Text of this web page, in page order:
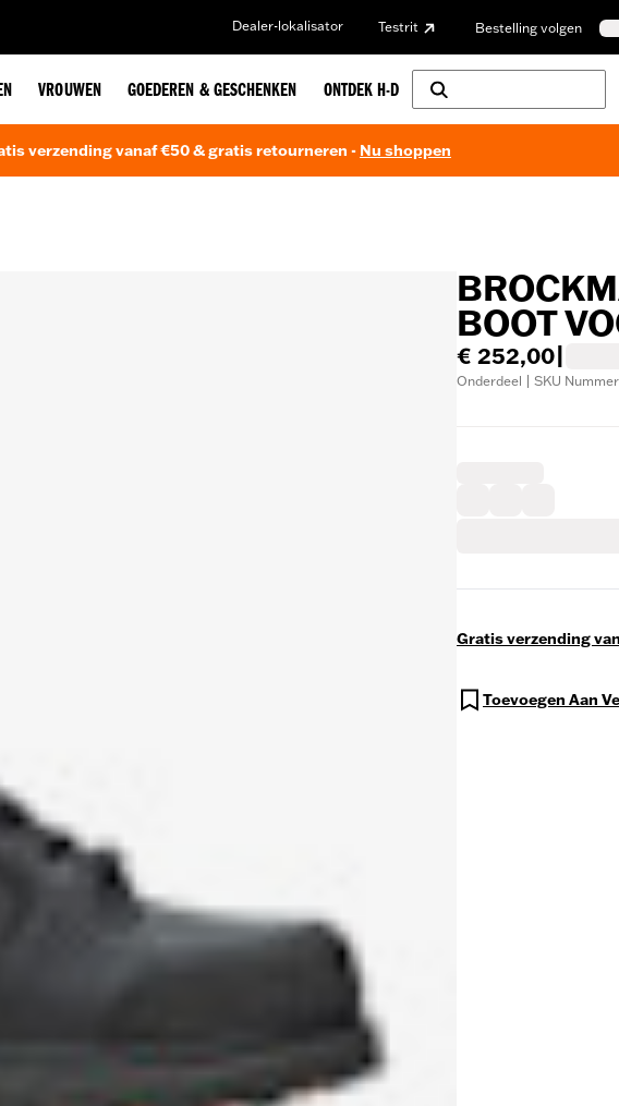
Dealer-lokalisator Testrit Bestelling volgen
VROUWEN GOEDEREN & GESCHENKEN ONTDEK H-D
verzending vanaf €50 & gratis retourneren - Nu shoppen
BOOT
€ 252,00
Onderdeel | SKU
Gratis verzending
Toevoegen Aan